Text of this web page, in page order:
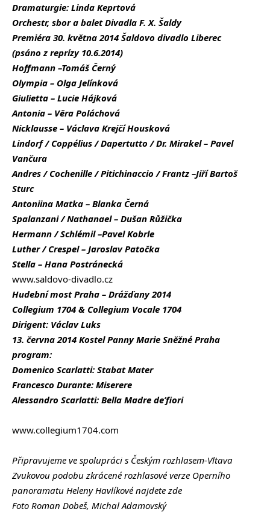
Dramaturgie: Linda Keprtová
Orchestr, sbor a balet Divadla F. X. Šaldy
Premiéra 30. května 2014 Šaldovo divadlo Liberec
(psáno z reprízy 10.6.2014)
Hoffmann –Tomáš Černý
Olympia – Olga Jelínková
Giulietta – Lucie Hájková
Antonia – Věra Poláchová
Nicklausse – Václava Krejčí Housková
Lindorf / Coppélius / Dapertutto / Dr. Mirakel – Pavel
Vančura
Andres / Cochenille / Pitichinaccio / Frantz –Jiří Bartoš
Sturc
Antoniina Matka – Blanka Černá
Spalanzani / Nathanael – Dušan Růžička
Hermann / Schlémil –Pavel Kobrle
Luther / Crespel – Jaroslav Patočka
Stella – Hana Postránecká
www.saldovo-divadlo.cz
Hudební most Praha – Drážďany 2014
Collegium 1704 & Collegium Vocale 1704
Dirigent: Václav Luks
13. června 2014 Kostel Panny Marie Sněžné Praha
program:
Domenico Scarlatti: Stabat Mater
Francesco Durante: Miserere
Alessandro Scarlatti: Bella Madre de’fiori
www.collegium1704.com
Připravujeme ve spolupráci s Českým rozhlasem-Vltava
Zvukovou podobu zkrácené rozhlasové verze Operního
panoramatu Heleny Havlíkové najdete zde
Foto Roman Dobeš, Michal Adamovský